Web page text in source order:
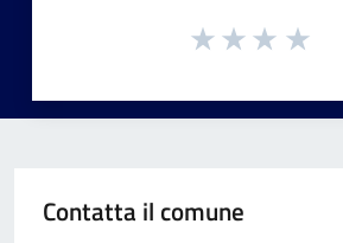
Contatta il comune